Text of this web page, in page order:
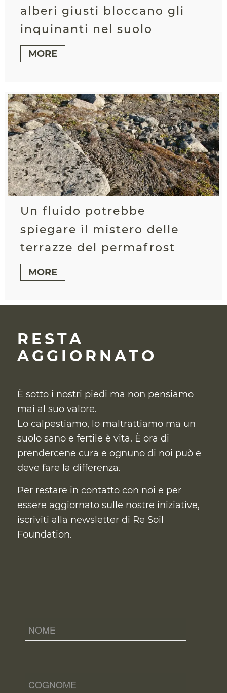
alberi giusti bloccano gli
inquinanti nel suolo
MORE
Un fluido potrebbe
spiegare il mistero delle
terrazze del permafrost
MORE
RESTA
AGGIORNATO
È sotto i nostri piedi ma non pensiamo
mai al suo valore.
Lo calpestiamo, lo maltrattiamo ma un
suolo sano e fertile è vita. È ora di
prendercene cura e ognuno di noi può e
deve fare la differenza.
Per restare in contatto con noi e per
essere aggiornato sulle nostre iniziative,
iscriviti alla newsletter di Re Soil
Foundation.